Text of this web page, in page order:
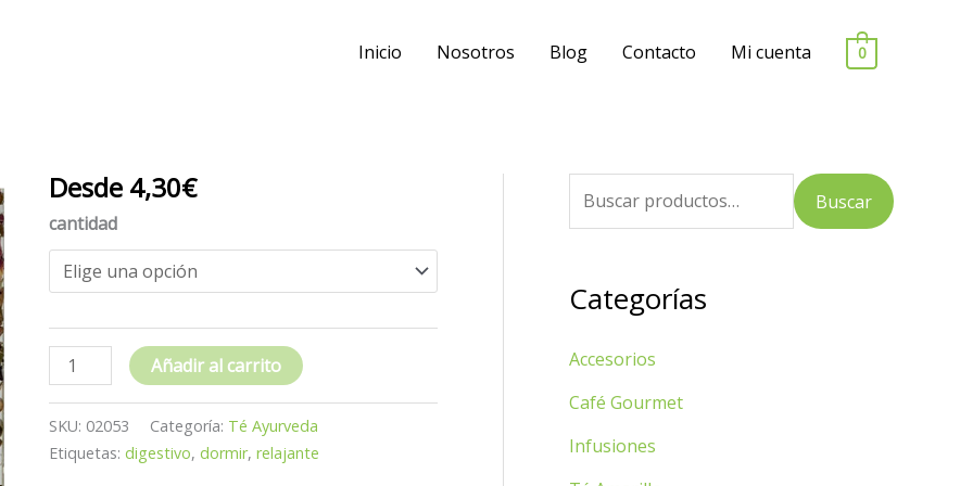
Inicio Nosotros Blog Contacto Mi cuenta 0
Desde 4,30€
cantidad
Ayurveda
Equilibrio
cantidad
Añadir al carrito
SKU: 02053 Categoría: Té Ayurveda
Etiquetas: digestivo, dormir, relajante
u
c
r
p
Buscar
Categorías
Accesorios
Café Gourmet
Infusiones